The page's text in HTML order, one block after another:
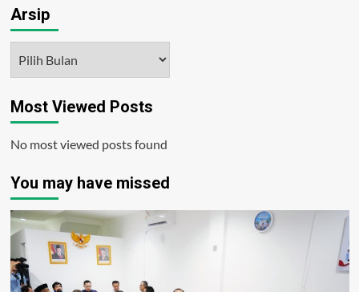
Arsip
Most Viewed Posts
No most viewed posts found
You may have missed